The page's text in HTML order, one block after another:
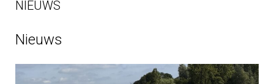
NIEUWS
Nieuws